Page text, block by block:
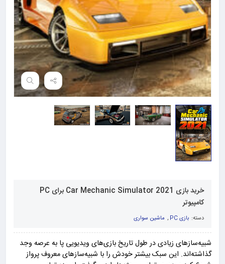
خرید بازی Car Mechanic Simulator 2021 برای PC
کامپیوتر
دسته: بازی PC , ماشین سواری
شبیه‌سازهای زیادی در طول تاریخ بازی‌های ویدیویی پا به عرصه وجد
گذاشته‌اند. این سبک بیشتر خودش را با شبیه‌سازهای معروف پرواز